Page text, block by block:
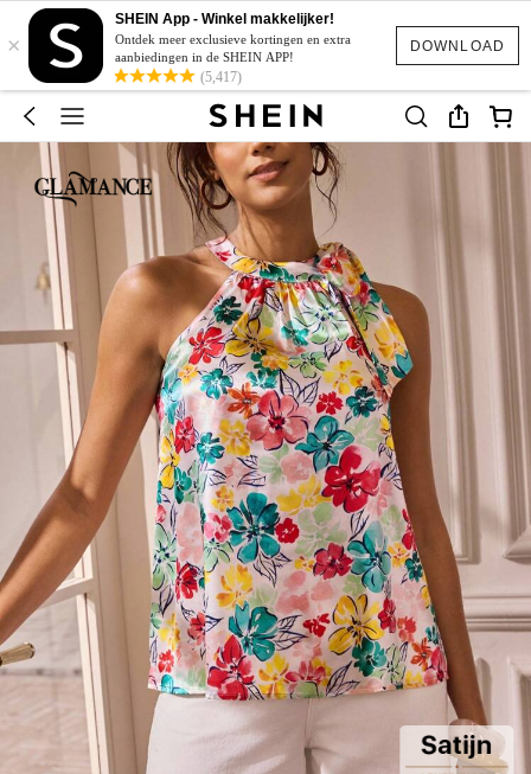
DOWNLOAD
×
SHEIN App - Winkel makkelijker!
Ontdek meer exclusieve kortingen en extra
aanbiedingen in de SHEIN APP!
(5,417)